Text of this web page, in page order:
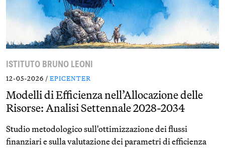
ISTITUTO BRUNO LEONI
12-05-2026 / EPICENTER
Modelli di Efficienza nell’Allocazione delle
Risorse: Analisi Settennale 2028-2034
Studio metodologico sull'ottimizzazione dei flussi
finanziari e sulla valutazione dei parametri di efficienza